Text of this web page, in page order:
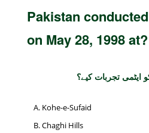
Pakistan
on May 28, 1998 at?
Kohe-e-Sufaid
Chaghi Hills